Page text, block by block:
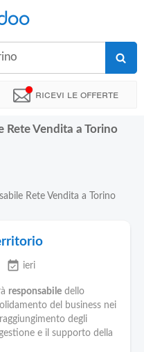
Ricevi le offerte
Rete Vendita a Torino
Rete Vendita a Torino
event_available ieri
responsabile dello
del business nei
degli
e il supporto della